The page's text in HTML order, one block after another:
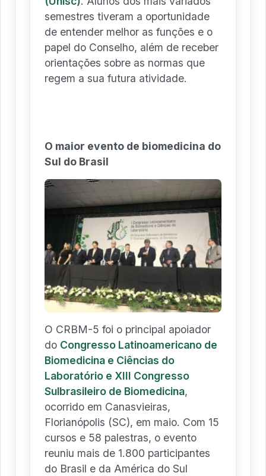
semestres tiveram a oportunidade
de entender melhor as funções e o
papel do Conselho, além de receber
orientações sobre as normas que
regem a sua futura atividade.
O maior evento de biomedicina do
Sul do Brasil
O CRBM-5 foi o principal apoiador
do Congresso Latinoamericano de
Biomedicina e Ciências do
Laboratório e XIII Congresso
Sulbrasileiro de Biomedicina,
ocorrido em Canasvieiras,
Florianópolis (SC), em maio. Com 15
cursos e 58 palestras, o evento
reuniu mais de 1.800 participantes
do Brasil e da América do Sul